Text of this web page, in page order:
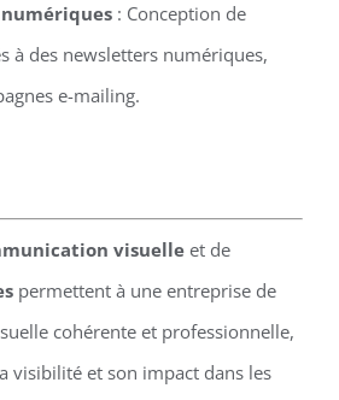
: Conception de
à des newsletters numériques,
e-mailing.
visuelleet de
permettent à une entreprise de
cohérente et professionnelle,
visibilité et son impact dans les